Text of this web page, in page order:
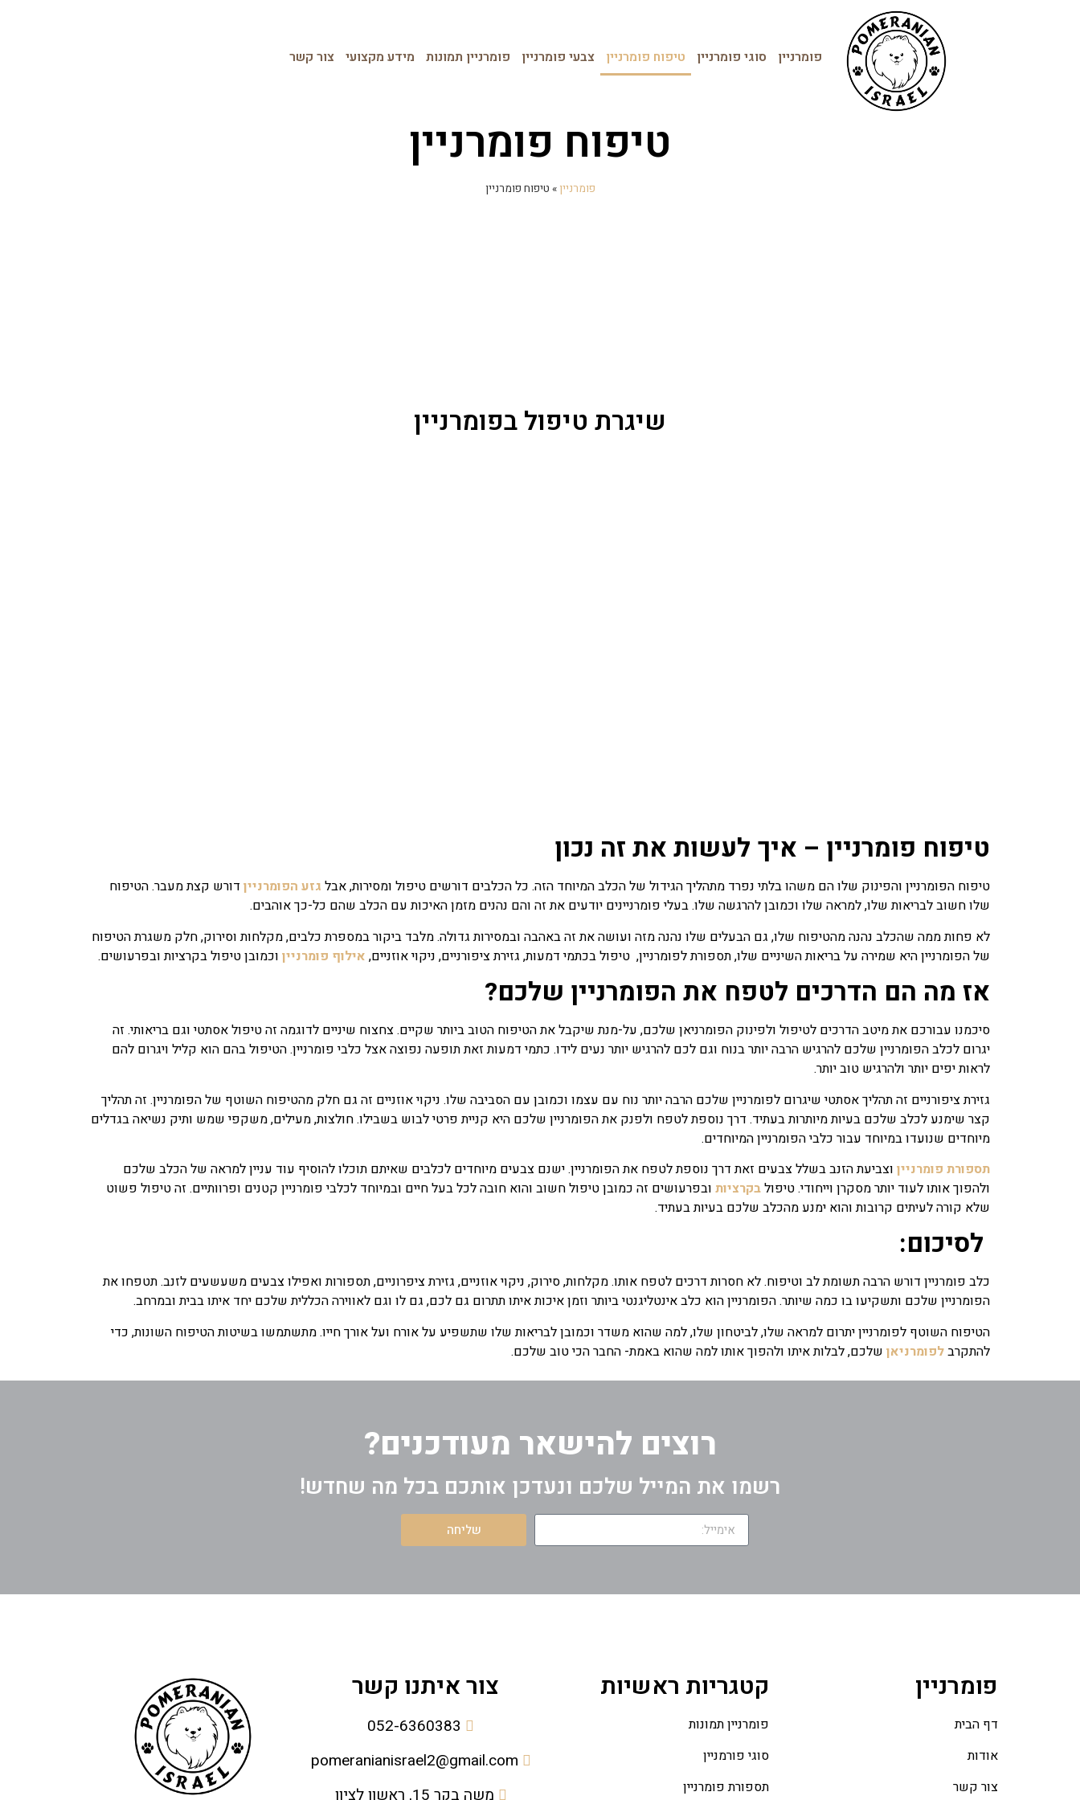
פומרניין סוגי פומרניין טיפוח פומרניין צבעי פומרניין פומרניין תמונות מידע מקצועי צור קשר
טיפוח פומרניין
פומרניין » טיפוח פומרניין
שיגרת טיפול בפומרניין
טיפוח פומרניין – איך לעשות את זה נכון
טיפוח הפומרניין והפינוק שלו הם משהו בלתי נפרד מתהליך הגידול של הכלב המיוחד הזה. כל הכלבים דורשים טיפול ומסירות, אבל גזע הפומרניין דורש קצת מעבר. הטיפוח
שלו חשוב לבריאות שלו, למראה שלו וכמובן להרגשה שלו. בעלי פומרניינים יודעים את זה והם נהנים מזמן האיכות עם הכלב שהם כל-כך אוהבים.
לא פחות ממה שהכלב נהנה מהטיפוח שלו, גם הבעלים שלו נהנה מזה ועושה את זה באהבה ובמסירות גדולה.מלבד ביקור במספרת כלבים, מקלחות וסירוק, חלק משגרת הטיפוח
של הפומרניין היא שמירה על בריאות השיניים שלו, תספורת לפומרניין, טיפול בכתמי דמעות, גזירת ציפורניים, ניקוי אוזניים, אילוף פומרניין וכמובן טיפול בקרציות ובפרעושים.
אז מה הם הדרכים לטפח את הפומרניין שלכם?
סיכמנו עבורכם את מיטב הדרכים לטיפול ולפינוק הפומרניאן שלכם, על-מנת שיקבל את הטיפוח הטוב ביותר שקיים.צחצוח שיניים לדוגמה זה טיפול אסתטי וגם בריאותי. זה
יגרום לכלב הפומרניין שלכם להרגיש הרבה יותר בנוח וגם לכם להרגיש יותר נעים לידו. כתמי דמעות זאת תופעה נפוצה אצל כלבי פומרניין. הטיפול בהם הוא קליל ויגרום להם
לראות יפים יותר ולהרגיש טוב יותר.
גזירת ציפורניים זה תהליך אסתטי שיגרום לפומרניין שלכם הרבה יותר נוח עם עצמו וכמובן עם הסביבה שלו. ניקוי אוזניים זה גם חלק מהטיפוח השוטף של הפומרניין. זה תהליך
קצר שימנע לכלב שלכם בעיות מיותרות בעתיד. דרך נוספת לטפח ולפנק את הפומרניין שלכם היא קניית פרטי לבוש בשבילו. חולצות, מעילים, משקפי שמש ותיק נשיאה בגדלים
מיוחדים שנועדו במיוחד עבור כלבי הפומרניין המיוחדים.
תספורת פומרניין וצביעת הזנב בשלל צבעים זאת דרך נוספת לטפח את הפומרניין. ישנם צבעים מיוחדים לכלבים שאיתם תוכלו להוסיף עוד עניין למראה של הכלב שלכם
ולהפוך אותו לעוד יותר מסקרן וייחודי.טיפולבקרציות ובפרעושים זה כמובן טיפול חשוב והוא חובה לכל בעל חיים ובמיוחד לכלבי פומרניין קטנים ופרוותיים. זה טיפול פשוט
שלא קורה לעיתים קרובות והוא ימנע מהכלב שלכם בעיות בעתיד.
לסיכום:
כלב פומרניין דורש הרבה תשומת לב וטיפוח. לא חסרות דרכים לטפח אותו. מקלחות, סירוק, ניקוי אוזניים, גזירת ציפרוניים, תספורות ואפילו צבעים משעשעים לזנב.תטפחו את
הפומרניין שלכם ותשקיעו בו כמה שיותר. הפומרניין הוא כלב אינטליגנטי ביותר וזמן איכות איתו תתרום גם לכם, גם לו וגם לאווירה הכללית שלכם יחד איתו בבית ובמרחב.
הטיפוח השוטף לפומרניין יתרום למראה שלו, לביטחון שלו, למה שהוא משדר וכמובן לבריאות שלו שתשפיע על אורח ועל אורך חייו. מתשתמשו בשיטות הטיפוח השונות, כדי
להתקרבלפומרניאן שלכם, לבלות איתו ולהפוך אותו למה שהוא באמת- החבר הכי טוב שלכם.
רוצים להישאר מעודכנים?
רשמו את המייל שלכם ונעדכן אותכם בכל מה שחדש!
שליחה
פומרניין
דף הבית
אודות
צור קשר
קטגריות ראשיות
פומרניין תמונות
סוגי פורמניין
תספורת פומרניין
צור איתנו קשר
052-6360383
pomeranianisrael2@gmail.com
משה בקר 15, ראשון לציון